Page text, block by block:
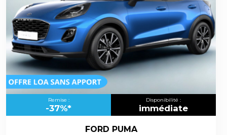
Remise :
-37%*
Disponibilité :
immédiate
FORD PUMA